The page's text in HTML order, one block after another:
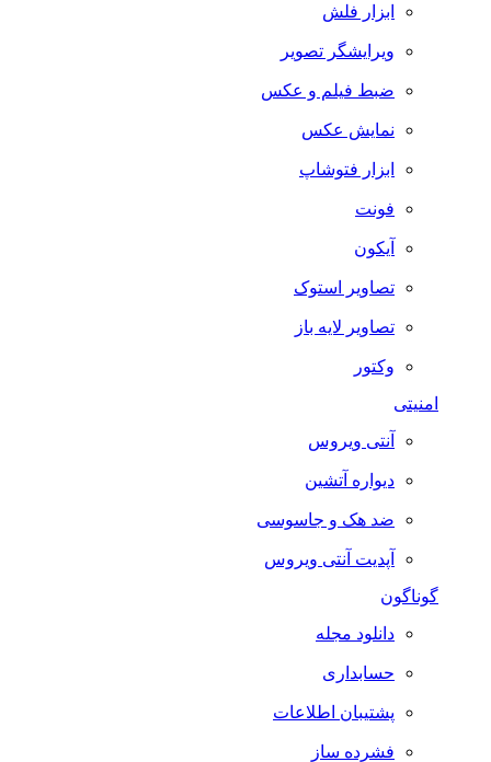
ابزار فلش
ویرایشگر تصویر
ضبط فيلم و عكس
نمایش عکس
ابزار فتوشاپ
فونت
آیکون
تصاویر استوک
تصاویر لایه باز
وکتور
امنیتی
آنتی ویروس
دیواره آتشین
ضد هک و جاسوسی
آپدیت آنتی ویروس
گوناگون
دانلود مجله
حسابداری
پشتیبان اطلاعات
فشرده ساز